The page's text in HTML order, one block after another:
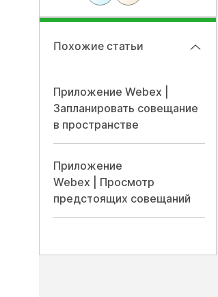
Похожие статьи
Приложение Webex |
Запланировать совещание
в пространстве
Приложение
Webex | Просмотр
предстоящих совещаний